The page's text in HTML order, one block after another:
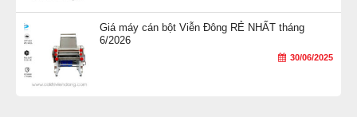
Giá máy cán bột Viễn Đông RẺ NHẤT tháng
6/2026
30/06/2025